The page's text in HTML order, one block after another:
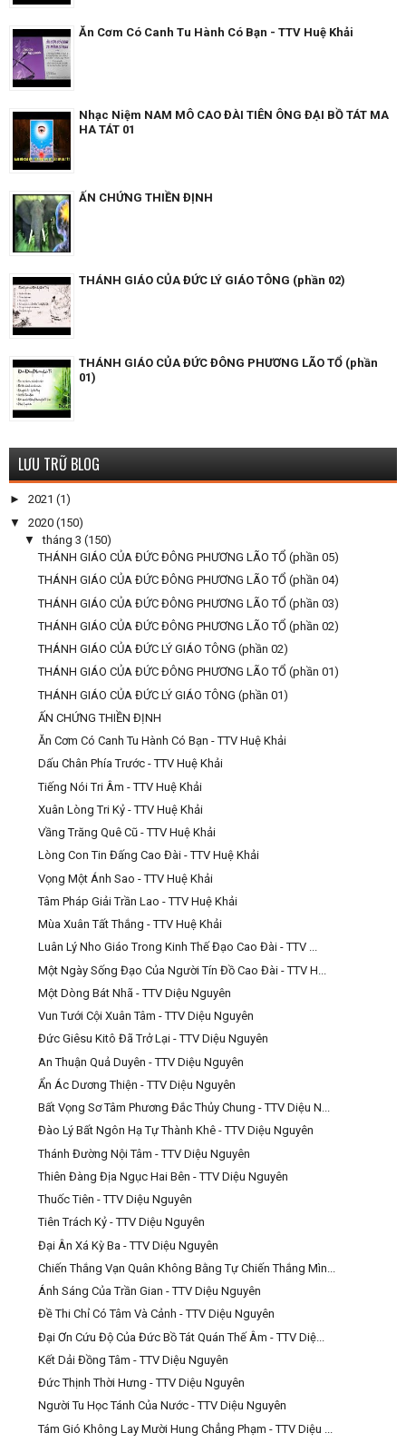
Ăn Cơm Có Canh Tu Hành Có Bạn - TTV Huệ Khải
Nhạc Niệm NAM MÔ CAO ĐÀI TIÊN ÔNG ĐẠI BỒ TÁT MA
HA TÁT 01
ẤN CHỨNG THIỀN ĐỊNH
THÁNH GIÁO CỦA ĐỨC LÝ GIÁO TÔNG (phần 02)
THÁNH GIÁO CỦA ĐỨC ĐÔNG PHƯƠNG LÃO TỔ (phần
01)
LƯU TRỮ BLOG
► 2021 (1)
▼ 2020 (150)
▼tháng 3 (150)
THÁNH GIÁO CỦA ĐỨC ĐÔNG PHƯƠNG LÃO TỔ (phần 05)
THÁNH GIÁO CỦA ĐỨC ĐÔNG PHƯƠNG LÃO TỔ (phần 04)
THÁNH GIÁO CỦA ĐỨC ĐÔNG PHƯƠNG LÃO TỔ (phần 03)
THÁNH GIÁO CỦA ĐỨC ĐÔNG PHƯƠNG LÃO TỔ (phần 02)
THÁNH GIÁO CỦA ĐỨC LÝ GIÁO TÔNG (phần 02)
THÁNH GIÁO CỦA ĐỨC ĐÔNG PHƯƠNG LÃO TỔ (phần 01)
THÁNH GIÁO CỦA ĐỨC LÝ GIÁO TÔNG (phần 01)
ẤN CHỨNG THIỀN ĐỊNH
Ăn Cơm Có Canh Tu Hành Có Bạn - TTV Huệ Khải
Dấu Chân Phía Trước - TTV Huệ Khải
Tiếng Nói Tri Âm - TTV Huệ Khải
Xuân Lòng Tri Kỷ - TTV Huệ Khải
Vầng Trăng Quê Cũ - TTV Huệ Khải
Lòng Con Tin Đấng Cao Đài - TTV Huệ Khải
Vọng Một Ánh Sao - TTV Huệ Khải
Tâm Pháp Giải Trần Lao - TTV Huệ Khải
Mùa Xuân Tất Thắng - TTV Huệ Khải
Luân Lý Nho Giáo Trong Kinh Thế Đạo Cao Đài - TTV ...
Một Ngày Sống Đạo Của Người Tín Đồ Cao Đài - TTV H...
Một Dòng Bát Nhã - TTV Diệu Nguyên
Vun Tưới Cội Xuân Tâm - TTV Diệu Nguyên
Đức Giêsu Kitô Đã Trở Lại - TTV Diệu Nguyên
An Thuận Quả Duyên - TTV Diệu Nguyên
Ẩn Ác Dương Thiện - TTV Diệu Nguyên
Bất Vọng Sơ Tâm Phương Đắc Thủy Chung - TTV Diệu N...
Đào Lý Bất Ngôn Hạ Tự Thành Khê - TTV Diệu Nguyên
Thánh Đường Nội Tâm - TTV Diệu Nguyên
Thiên Đàng Địa Ngục Hai Bên - TTV Diệu Nguyên
Thuốc Tiên - TTV Diệu Nguyên
Tiên Trách Kỷ - TTV Diệu Nguyên
Đại Ân Xá Kỳ Ba - TTV Diệu Nguyên
Chiến Thắng Vạn Quân Không Bằng Tự Chiến Thắng Mìn...
Ánh Sáng Của Trần Gian - TTV Diệu Nguyên
Đề Thi Chỉ Có Tâm Và Cảnh - TTV Diệu Nguyên
Đại Ơn Cứu Độ Của Đức Bồ Tát Quán Thế Âm - TTV Diệ...
Kết Dải Đồng Tâm - TTV Diệu Nguyên
Đức Thịnh Thời Hưng - TTV Diệu Nguyên
Người Tu Học Tánh Của Nước - TTV Diệu Nguyên
Tám Gió Không Lay Mười Hung Chẳng Phạm - TTV Diệu ...